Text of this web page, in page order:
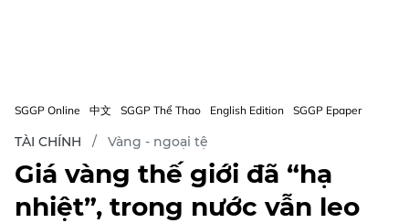
SGGP Online 中文 SGGP Thể Thao English Edition SGGP Epaper
TÀI CHÍNH Vàng - ngoại tệ
Giá vàng thế giới đã “hạ
nhiệt”, trong nước vẫn leo